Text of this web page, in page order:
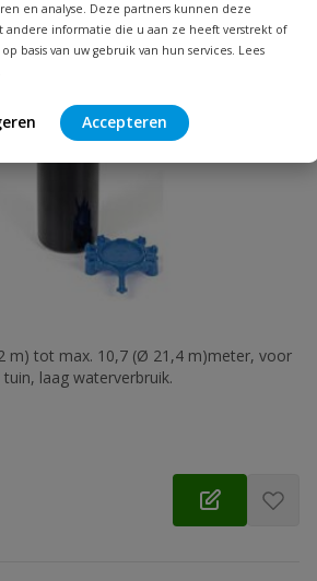
en analyse. Deze partners kunnen deze
andere informatie die u aan ze heeft verstrekt of
basis van uw gebruik van hun services. Lees
Accepteren
m) tot max. 10,7 (Ø 21,4 m)meter, voor
laag waterverbruik.